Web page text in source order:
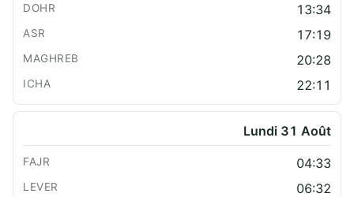
13:34
17:19
20:28
22:11
Lundi 31 Août
04:33
06:32